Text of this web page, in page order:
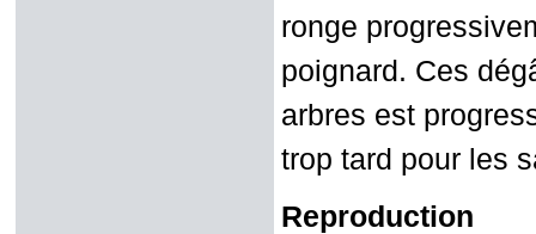
ronge
poignard. Ces
arbres est
trop tard pour les
Reproduction